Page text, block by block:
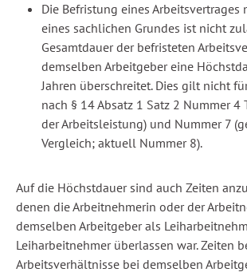
Die Befristung eines Arbeitsvertrages
eines sachlichen Grundes ist nicht
Gesamtdauer der befristeten
demselben Arbeitgeber eine
Jahren überschreitet. Dies gilt nicht
nach § 14 Absatz 1 Satz 2 Nummer 4
der Arbeitsleistung) und Nummer 7
Vergleich; aktuell Nummer 8).
Auf die Höchstdauer sind auch Zeiten
denen die Arbeitnehmerin oder der
demselben Arbeitgeber als
Leiharbeitnehmer überlassen war. Zeiten
Arbeitsverhältnisse bei demselben